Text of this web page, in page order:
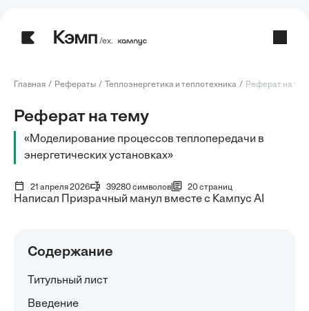
/ех.
Главная Рефераты Теплоэнергетика и теплотехника Реферат на
Реферат на тему
«Моделирование процессов теплопередачи в
энергетических установках»
21 апреля 2026 39280 символов 20 страниц
Написал Призрачный манул вместе с Кампус AI
Содержание
Титульный лист
Введение